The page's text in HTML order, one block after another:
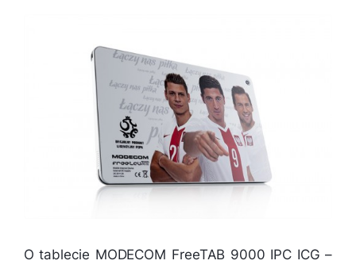
O tablecie MODECOM FreeTAB 9000 IPC ICG –